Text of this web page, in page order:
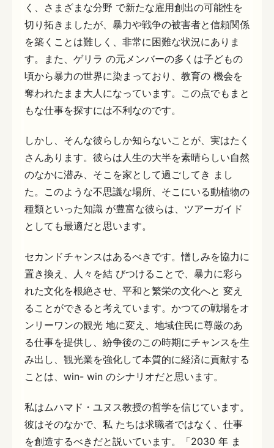
く、さまざまな分野 で新たな雇用創出の可能性を
切り拓きましたが、暴力や戦争の被害者と信頼関係
を築くことは難しく、非常に困難な状況にありま
す。また、ゲリラ の元メンバーの多くは子どもの
頃から暴力の世界に染まっており、教育の 機会を
奪われたまま大人になっています。この点でもまと
もな仕事を探すには不利なのです。
しかし、そんな彼らしか知らないことが、実はたく
さんあります。彼らは人生の大半を素晴らしい自然
のなかに潜み、そこを家として過ごしてき まし
た。このような不思議な場所、そこにいる動植物の
種類といった知識 が豊富な彼らは、ツアーガイド
としても最適だと思います。
セカンドチャンスはあるべきです。憎しみを協力に
置き換え、人々を結 びつけることで、暴力に彩ら
れた文化を根絶させ、平和と繁栄の文化へと 変え
ることができると考えています。かつての戦場をオ
ンリーワンの観光 地に変え、地域住民に尊厳のあ
る仕事を提供し、紛争後のこの時期にチャンスを生
み出し、観光業を強化して本質的に経済に貢献する
ことは、win- win のシナリオだと思います。
私はムハマド・ユヌス教授の哲学を信じています。
彼はそのなかで、私 たちは求職者ではなく、仕事
を創造するべきだと説いています。「2030 年 ま